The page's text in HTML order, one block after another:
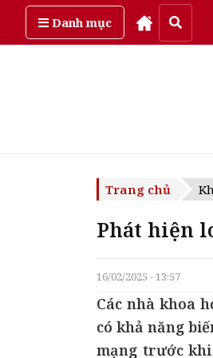
Danh mụcThứ bảy, ngày 8/08/
Trang chủ
Phát hiện
16/02/2025 - 13:57
Các nhà khoa
có khả năng
mạng trước